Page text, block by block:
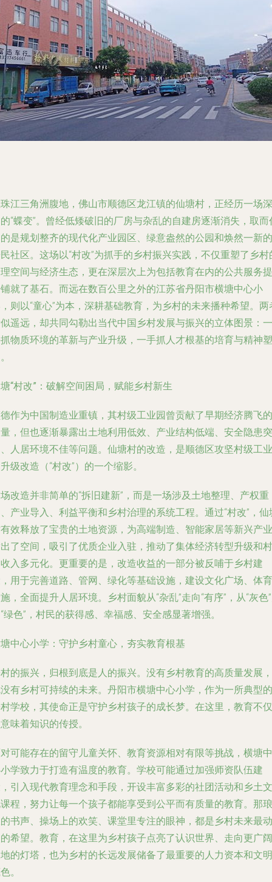
江三角洲腹地，佛山市顺德区龙江镇的仙塘村，正经历一场深
“蝶变”。曾经低矮破旧的厂房与杂乱的自建房逐渐消失，取而
是规划整齐的现代化产业园区、绿意盎然的公园和焕然一新的
社区。这场以“村改”为抓手的乡村振兴实践，不仅重塑了乡村
空间与经济生态，更在深层次上为包括教育在内的公共服务提
就了基石。而远在数百公里之外的江苏省丹阳市横塘中心小
则以“童心”为本，深耕基础教育，为乡村的未来播种希望。两
遥远，却共同勾勒出当代中国乡村发展与振兴的立体图景：一
物质环境的革新与产业升级，一手抓人才根基的培育与精神塑
“村改”：破解空间困局，赋能乡村新生
作为中国制造业重镇，其村级工业园曾贡献了早期经济腾飞的
，但也逐渐暴露出土地利用低效、产业结构低端、安全隐患突
人居环境不佳等问题。仙塘村的改造，是顺德区攻坚村级工业
级改造（“村改”）的一个缩影。
改造并非简单的“拆旧建新”，而是一场涉及土地整理、产权重
产业导入、利益平衡和乡村治理的系统工程。通过“村改”，仙
效释放了宝贵的土地资源，为高端制造、智能家居等新兴产业
了空间，吸引了优质企业入驻，推动了集体经济转型升级和村
入多元化。更重要的是，改造收益的一部分被反哺于乡村建
用于完善道路、管网、绿化等基础设施，建设文化广场、体育
，全面提升人居环境。乡村面貌从“杂乱”走向“有序”，从“灰色
绿色”，村民的获得感、幸福感、安全感显著增强。
中心小学：守护乡村童心，夯实教育根基
的振兴，归根到底是人的振兴。没有乡村教育的高质量发展，
有乡村可持续的未来。丹阳市横塘中心小学，作为一所典型的
学校，其使命正是守护乡村孩子的成长梦。在这里，教育不仅
味着知识的传授。
可能存在的留守儿童关怀、教育资源相对有限等挑战，横塘中
学致力于打造有温度的教育。学校可能通过加强师资队伍建
引入现代教育理念和手段，开设丰富多彩的社团活动和乡土文
程，努力让每一个孩子都能享受到公平而有质量的教育。那琅
书声、操场上的欢笑、课堂里专注的眼神，都是乡村未来最动
希望。教育，在这里为乡村孩子点亮了认识世界、走向更广阔
的灯塔，也为乡村的长远发展储备了最重要的人力资本和文明
。